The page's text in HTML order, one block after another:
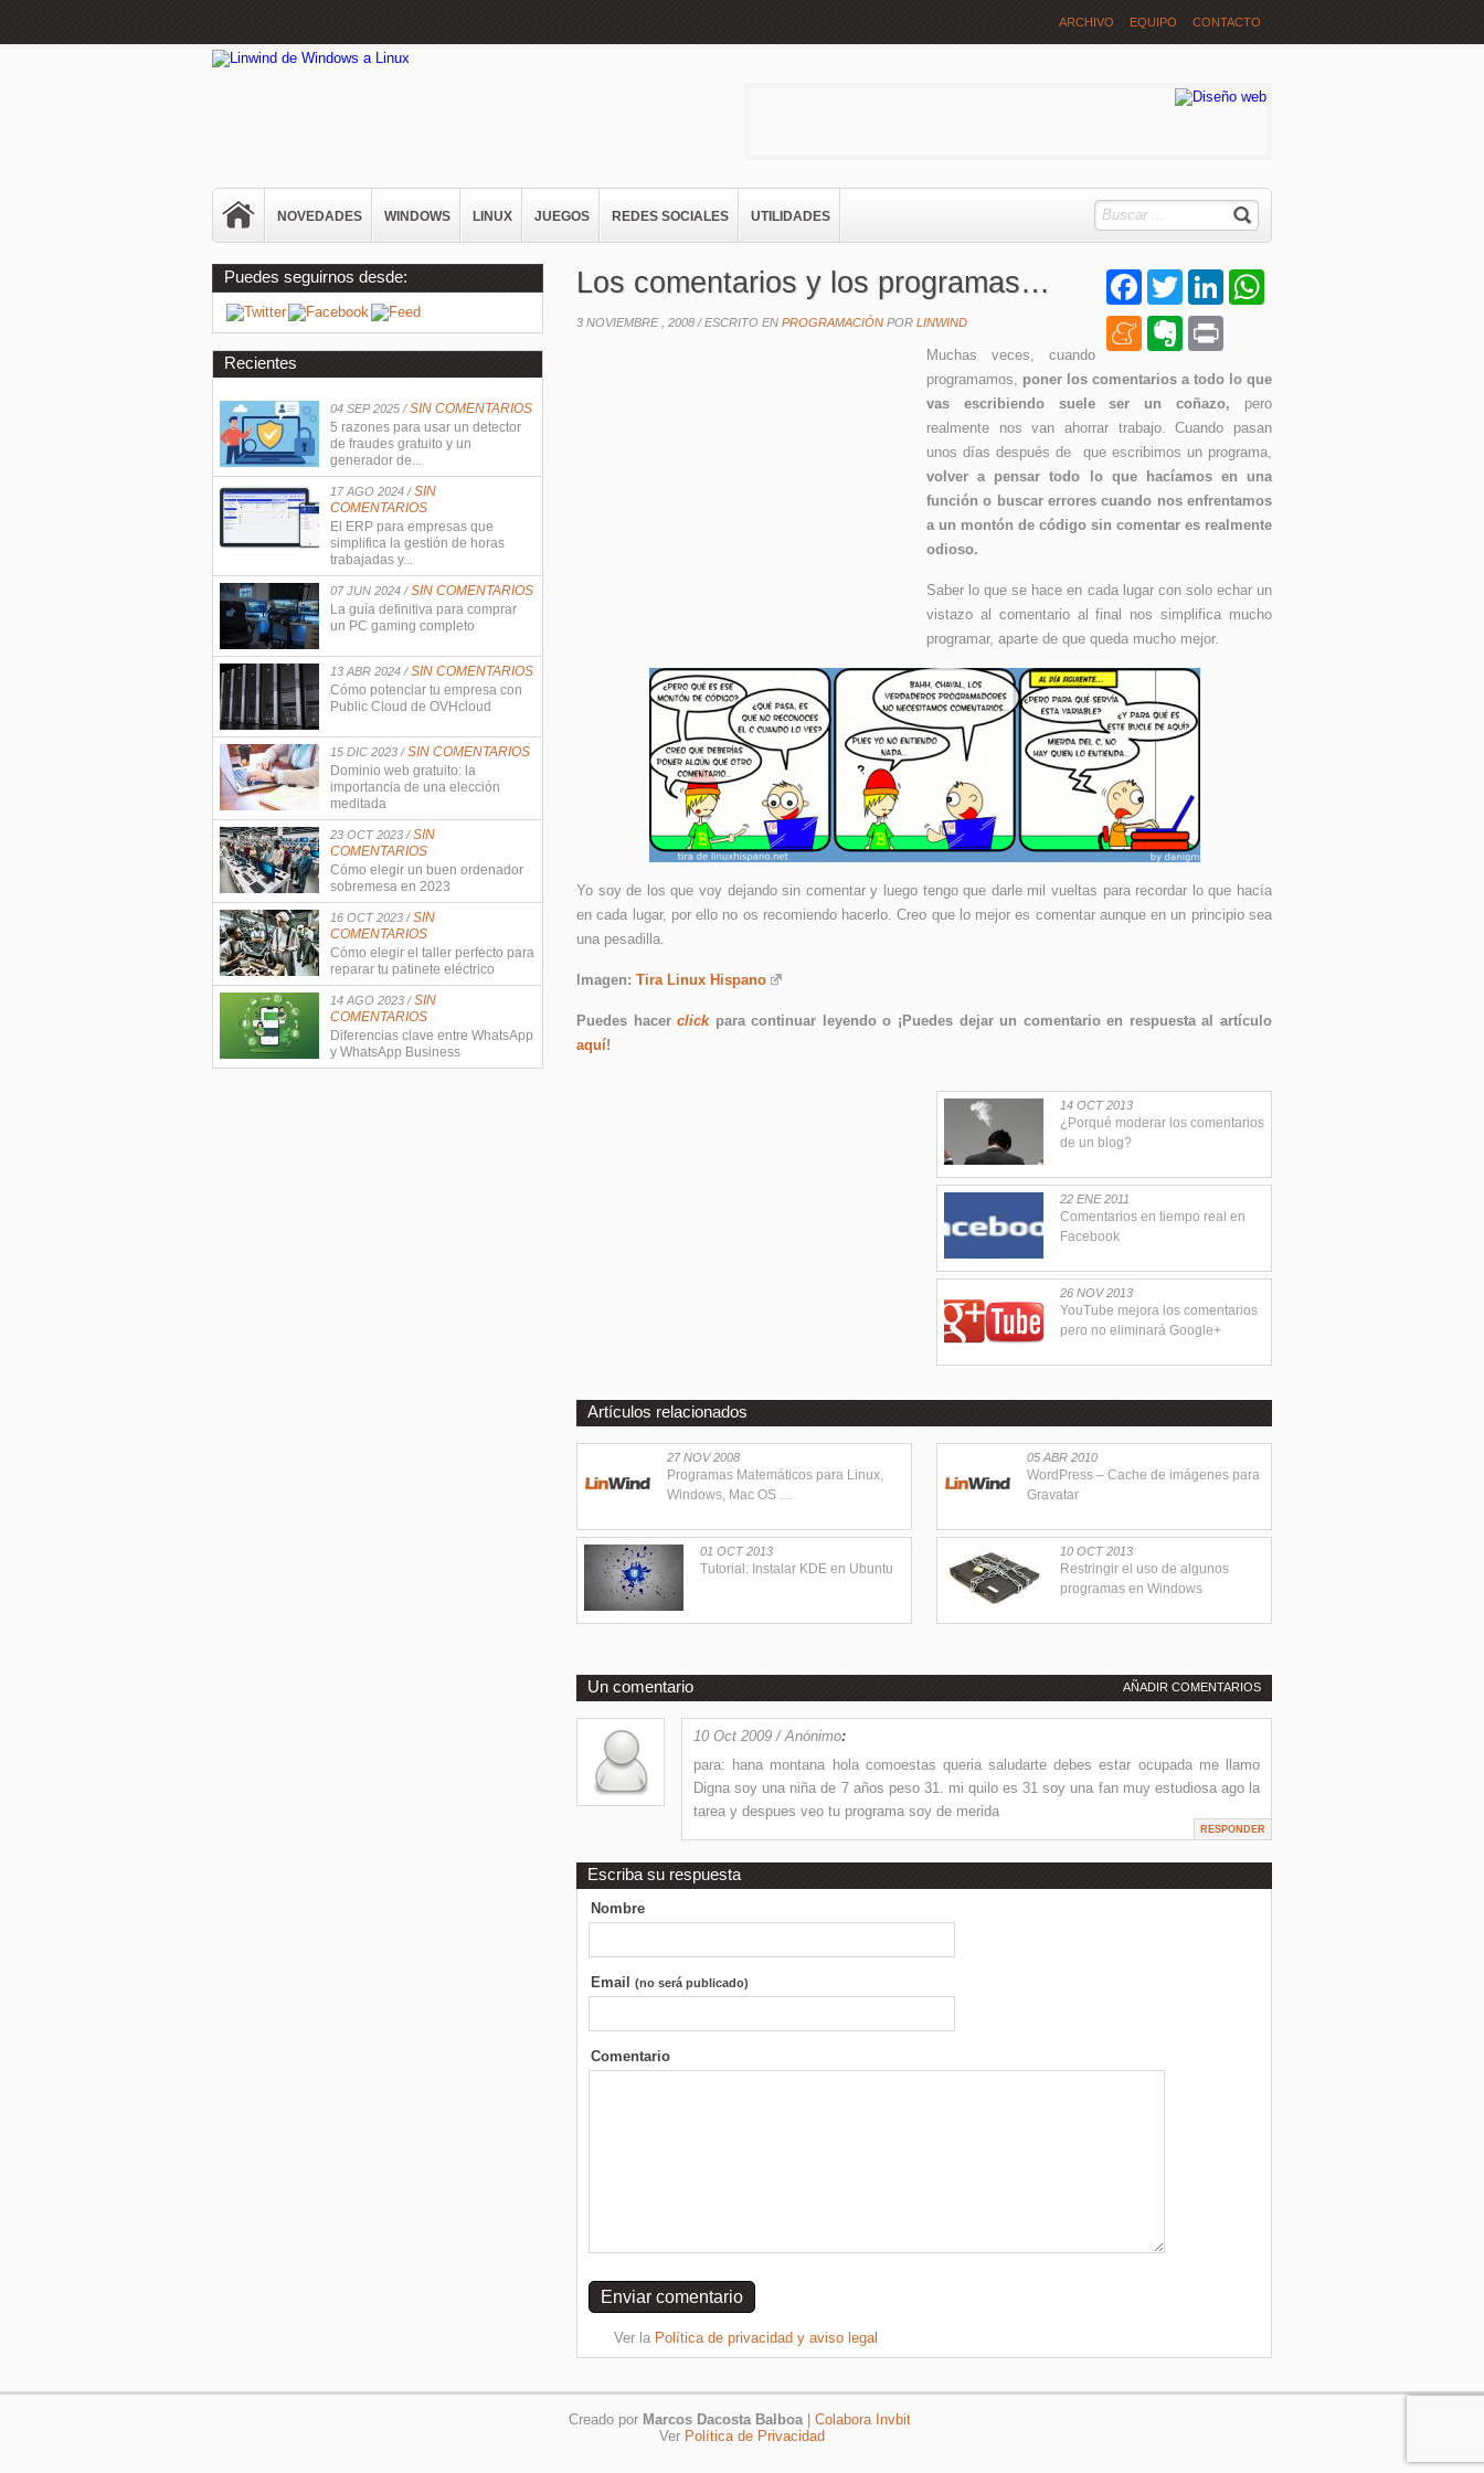
ARCHIVO EQUIPO CONTACTO
NOVEDADES WINDOWS LINUX JUEGOS REDES SOCIALES UTILIDADES
FacebookTwitter LinkedIn
MeneameEvernote
Los comentarios y los programas…
3 NOVIEMBRE , 2008 /ESCRITO EN PROGRAMACIÓN POR LINWIND
Muchas veces, cuando
programamos, poner los comentarios a todo lo que
vas escribiendo suele ser un coñazo, pero
realmente nos van ahorrar trabajo. Cuando pasan
unos días después de que escribimos un programa,
volver a pensar todo lo que hacíamos en una
función o buscar errores cuando nos enfrentamos
a un montón de código sin comentar es realmente
odioso.
Saber lo que se hace en cada lugar con solo echar un
vistazo al comentario al final nos simplifica mucho
programar, aparte de que queda mucho mejor.
Yo soy de los que voy dejando sin comentar y luego tengo que darle mil vueltas para recordar lo que hacía
en cada lugar, por ello no os recomiendo hacerlo. Creo que lo mejor es comentar aunque en un principio sea
una pesadilla.
Imagen: Tira Linux Hispano
Puedes hacerclickpara continuar leyendo o ¡Puedes dejar un comentario en respuesta al artículo
aquí!
14 OCT 2013
¿Porqué moderar los comentarios
de un blog?
22 ENE 2011
Comentarios en tiempo real en
Facebook
26 NOV 2013
YouTube mejora los comentarios
pero no eliminará Google+
Artículos relacionados
05 ABR 2010
WordPress – Cache de imágenes para
Gravatar
27 NOV 2008
Programas Matemáticos para Linux,
Windows, Mac OS …
10 OCT 2013
Restringir el uso de algunos
programas en Windows
01 OCT 2013
Tutorial: Instalar KDE en Ubuntu
Un comentario AÑADIR COMENTARIOS
10 Oct 2009 / Anónimo:
para: hana montana hola comoestas queria saludarte debes estar ocupada me llamo
Digna soy una niña de 7 años peso 31. mi quilo es 31 soy una fan muy estudiosa ago la
tarea y despues veo tu programa soy de merida
RESPONDER
Escriba su respuesta
Nombre
Email (no será publicado)
Comentario
Ver la Política de privacidad y aviso legal
Puedes seguirnos desde:
Recientes
04 SEP 2025 /SIN COMENTARIOS
5 razones para usar un detector
de fraudes gratuito y un
generador de...
17 AGO 2024 /SIN
COMENTARIOS
El ERP para empresas que
simplifica la gestión de horas
trabajadas y...
07 JUN 2024 /SIN COMENTARIOS
La guía definitiva para comprar
un PC gaming completo
13 ABR 2024 /SIN COMENTARIOS
Cómo potenciar tu empresa con
Public Cloud de OVHcloud
15 DIC 2023 /SIN COMENTARIOS
Dominio web gratuito: la
importancia de una elección
meditada
23 OCT 2023 /SIN
COMENTARIOS
Cómo elegir un buen ordenador
sobremesa en 2023
16 OCT 2023 /SIN
COMENTARIOS
Cómo elegir el taller perfecto para
reparar tu patinete eléctrico
14 AGO 2023 /SIN
COMENTARIOS
Diferencias clave entre WhatsApp
y WhatsApp Business
Creado por Marcos Dacosta Balboa| Colabora Invbit
Ver Política de Privacidad